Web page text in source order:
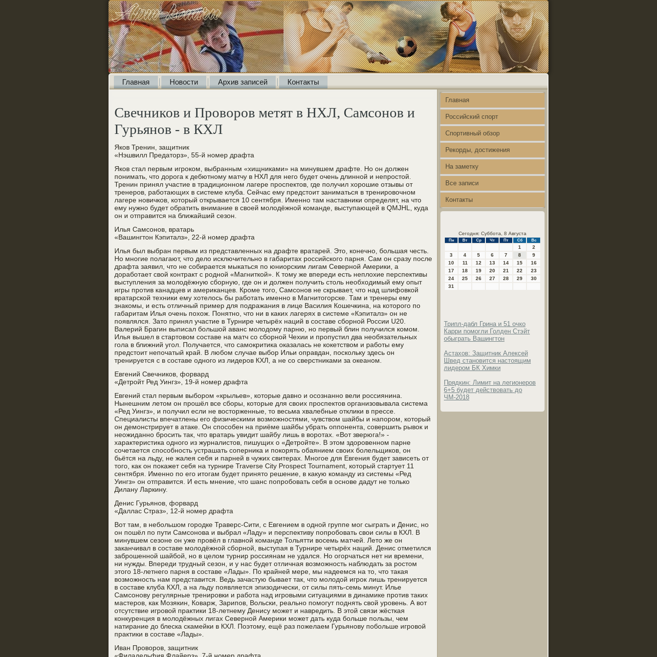
Главная Новости Архив записей Контакты
Свечников и Проворов метят в НХЛ, Самсонов и
Гурьянов - в КХЛ
Яков Тренин, защитник
«Нэшвилл Предаторз», 55-й номер драфта
Яков стал первым игроком, выбранным «хищниками» на минувшем драфте. Но он должен
понимать, что дорога к дебютному матчу в НХЛ для него будет очень длинной и непростой.
Тренин принял участие в традиционном лагере проспектов, где получил хорошие отзывы от
тренеров, работающих в системе клуба. Сейчас ему предстоит заниматься в тренировочном
лагере новичков, который открывается 10 сентября. Именно там наставники определят, на что
ему нужно будет обратить внимание в своей молодёжной команде, выступающей в QMJHL, куда
он и отправится на ближайший сезон.
Илья Самсонов, вратарь
«Вашингтон Кэпиталз», 22-й номер драфта
Илья был выбран первым из представленных на драфте вратарей. Это, конечно, большая честь.
Но многие полагают, что дело исключительно в габаритах российского парня. Сам он сразу после
драфта заявил, что не собирается мыкаться по юниорским лигам Северной Америки, а
доработает свой контракт с родной «Магниткой». К тому же впереди есть неплохие перспективы
выступления за молодёжную сборную, где он и должен получить столь необходимый ему опыт
игры против канадцев и американцев. Кроме того, Самсонов не скрывает, что над шлифовкой
вратарской техники ему хотелось бы работать именно в Магнитогорске. Там и тренеры ему
знакомы, и есть отличный пример для подражания в лице Василия Кошечкина, на которого по
габаритам Илья очень похож. Понятно, что ни в каких лагерях в системе «Кэпиталз» он не
появлялся. Зато принял участие в Турнире четырёх наций в составе сборной России U20.
Валерий Брагин выписал большой аванс молодому парню, но первый блин получился комом.
Илья вышел в стартовом составе на матч со сборной Чехии и пропустил два необязательных
гола в ближний угол. Получается, что самокритика оказалась не кокетством и работы ему
предстоит непочатый край. В любом случае выбор Ильи оправдан, поскольку здесь он
тренируется с в составе одного из лидеров КХЛ, а не со сверстниками за океаном.
Евгений Свечников, форвард
«Детройт Ред Уингз», 19-й номер драфта
Евгений стал первым выбором «крыльев», которые давно и осознанно вели россиянина.
Нынешним летом он прошёл все сборы, которые для своих проспектов организовывала система
«Ред Уингз», и получил если не восторженные, то весьма хвалебные отклики в прессе.
Специалисты впечатлены его физическими возможностями, чувством шайбы и напором, который
он демонстрирует в атаке. Он способен на приёме шайбы убрать оппонента, совершить рывок и
неожиданно бросить так, что вратарь увидит шайбу лишь в воротах. «Вот зверюга!» -
характеристика одного из журналистов, пишущих о «Детройте». В этом здоровенном парне
сочетается способность устрашать соперника и покорять обаянием своих болельщиков, он
бьётся на льду, не жалея себя и парней в чужих свитерах. Многое для Евгения будет зависеть от
того, как он покажет себя на турнире Traverse City Prospect Tournament, который стартует 11
сентября. Именно по его итогам будет принято решение, в какую команду из системы «Ред
Уингз» он отправится. И есть мнение, что шанс попробовать себя в основе дадут не только
Дилану Ларкину.
Денис Гурьянов, форвард
«Даллас Страз», 12-й номер драфта
Вот там, в небольшом городке Траверс-Сити, с Евгением в одной группе мог сыграть и Денис, но
он пошёл по пути Самсонова и выбрал «Ладу» и перспективу попробовать свои силы в КХЛ. В
минувшем сезоне он уже провёл в главной команде Тольятти восемь матчей. Лето же он
заканчивал в составе молодёжной сборной, выступая в Турнире четырёх наций. Денис отметился
заброшенной шайбой, но в целом турнир россиянам не удался. Но огорчаться нет ни времени,
ни нужды. Впереди трудный сезон, и у нас будет отличная возможность наблюдать за ростом
этого 18-летнего парня в составе «Лады». По крайней мере, мы надеемся на то, что такая
возможность нам представится. Ведь зачастую бывает так, что молодой игрок лишь тренируется
в составе клуба КХЛ, а на льду появляется эпизодически, от силы пять-семь минут. Илье
Самсонову регулярные тренировки и работа над игровыми ситуациями в динамике против таких
мастеров, как Мозякин, Коварж, Зарипов, Вольски, реально помогут поднять свой уровень. А вот
отсутствие игровой практики 18-летнему Денису может и навредить. В этой связи жёсткая
конкуренция в молодёжных лигах Северной Америки может дать куда больше пользы, чем
натирание до блеска скамейки в КХЛ. Поэтому, ещё раз пожелаем Гурьянову побольше игровой
практики в составе «Лады».
Иван Проворов, защитник
Главная
Российский спорт
Спортивный обзор
Рекорды, достижения
На заметку
Все записи
Контакты
Сегодня: Суббота, 8 Августа
Пн Вт Ср Чт Пт Сб Вс
1
2
3
4 5 6 7 8
9
10
11 12 13 14 15
16
17
18 19 20 21 22
23
24
25 26 27 28 29
30
31
Трипл-дабл Грина и 51 очко
Карри помогли Голден Стэйт
обыграть Вашингтон
Астахов: Защитник Алексей
Швед становится настоящим
лидером БК Химки
Прядкин: Лимит на легионеров
6+5 будет действовать до
ЧМ-2018